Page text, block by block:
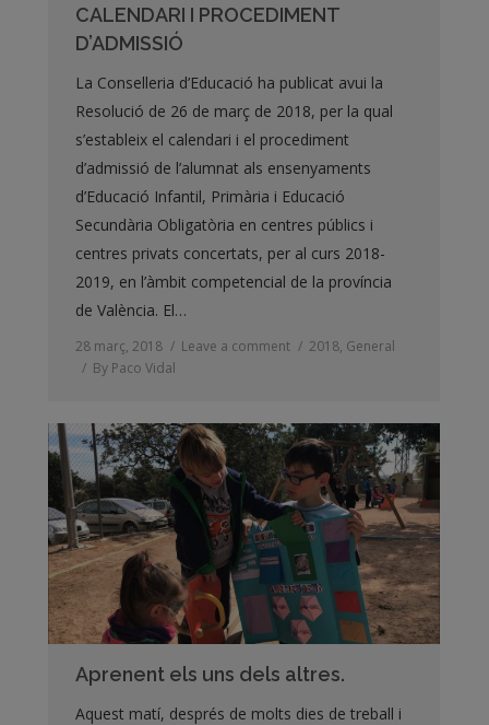
CALENDARI I PROCEDIMENT
D’ADMISSIÓ
La Conselleria d’Educació ha publicat avui la
Resolució de 26 de març de 2018, per la qual
s’estableix el calendari i el procediment
d’admissió de l’alumnat als ensenyaments
d’Educació Infantil, Primària i Educació
Secundària Obligatòria en centres públics i
centres privats concertats, per al curs 2018-
2019, en l’àmbit competencial de la província
de València. El…
28 març, 2018 Leave a comment 2018, General
By Paco Vidal
Aprenent els uns dels altres.
Aquest matí, després de molts dies de treball i